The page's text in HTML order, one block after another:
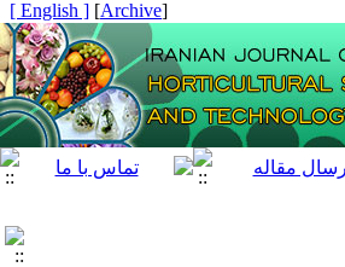
[
Archive
]
[ English ]